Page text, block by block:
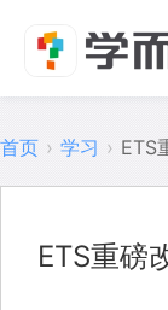
首页 › 学习 › ETS
ETS重磅